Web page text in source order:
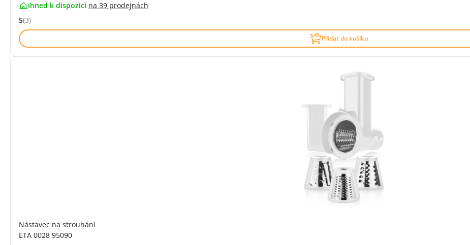
ihned k dispozici na 39 prodejnách
Hodnocení: 5 z 5 (3 recenzí)
5(3)
Přidat do košíku
Nástavec na strouhání
ETA 0028 95090